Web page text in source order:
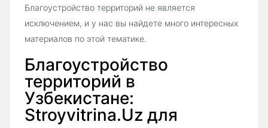
Благоустройство территорий не является
исключением, и у нас вы найдете много интересных
материалов по этой тематике.
Благоустройство
территорий в
Узбекистане:
Stroyvitrina.Uz для